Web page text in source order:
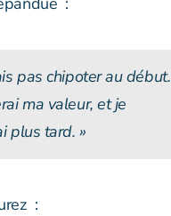
pas chipoter au début.
ma valeur, et je
plus tard. »
: